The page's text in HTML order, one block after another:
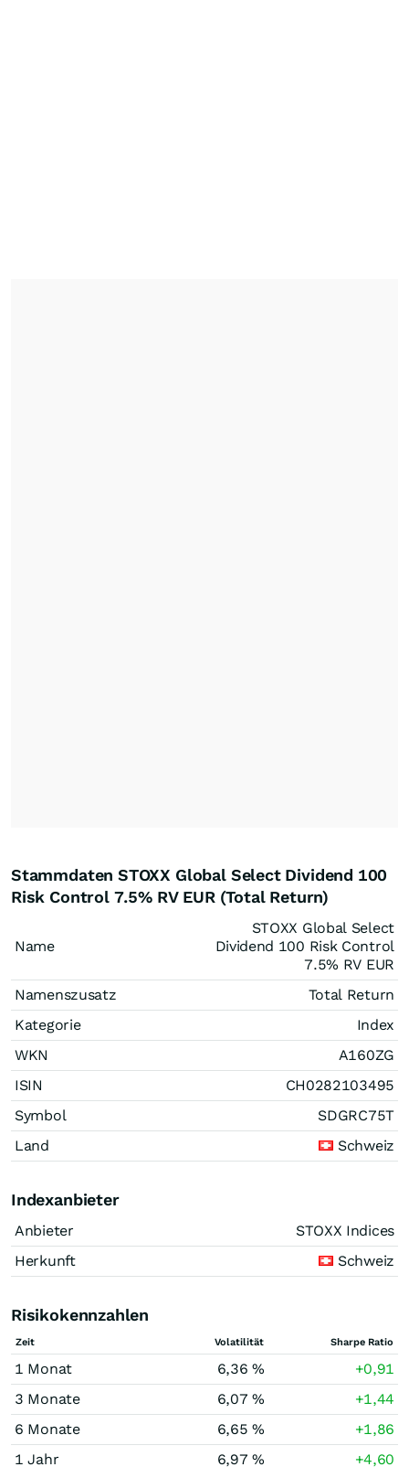
Stammdaten STOXX Global Select Dividend 100
Risk Control 7.5% RV EUR (Total Return)
Name
STOXX Global Select
Dividend 100 Risk Control
7.5% RV EUR
Namenszusatz
Total Return
Kategorie
Index
WKN
A160ZG
ISIN
CH0282103495
Symbol
SDGRC75T
Land
Schweiz
Indexanbieter
Anbieter
STOXX Indices
Herkunft
Schweiz
Risikokennzahlen
Zeit Volatilität Sharpe Ratio
1 Monat 6,36 %
+0,91
3 Monate
6,07 %
+1,44
6 Monate
6,65 %
+1,86
1 Jahr
6,97 % +4,60